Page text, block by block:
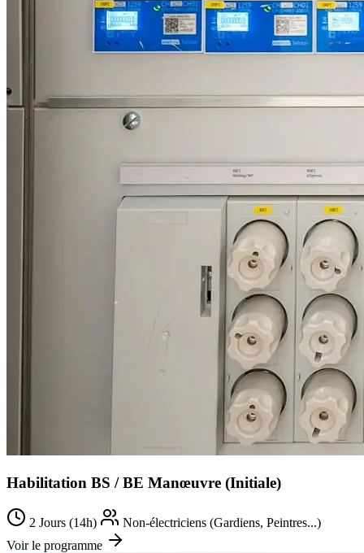
Habilitation BS / BE Manœuvre (Initiale)
2 Jours (14h)
Non-électriciens (Gardiens, Peintres...)
Voir le programme